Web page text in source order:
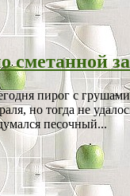
сметанной
пирог с грушами
но тогда не
песочный...